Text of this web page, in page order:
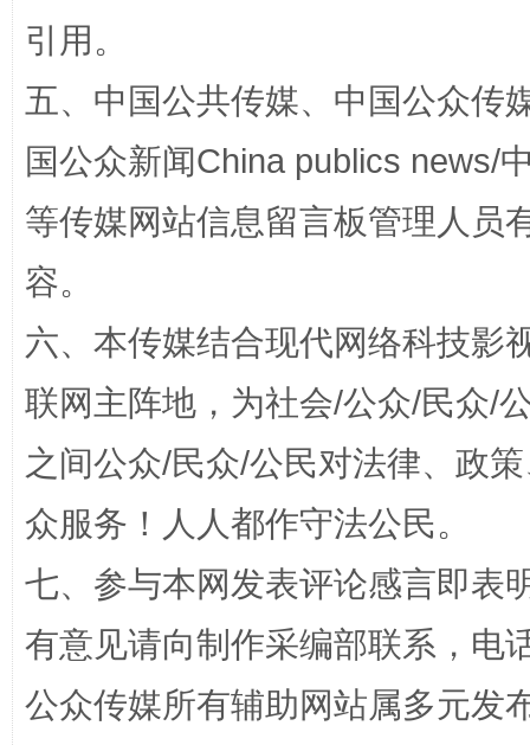
引用。
五、中国公共传媒、中国公众传
国公众新闻China publics news/
等传媒网站信息留言板管理人员
容。
六、本传媒结合现代网络科技影
联网主阵地，为社会/公众/民众/
之间公众/民众/公民对法律、政
众服务！人人都作守法公民。
七、参与本网发表评论感言即表
有意见请向制作采编部联系，电
公众传媒所有辅助网站属多元发